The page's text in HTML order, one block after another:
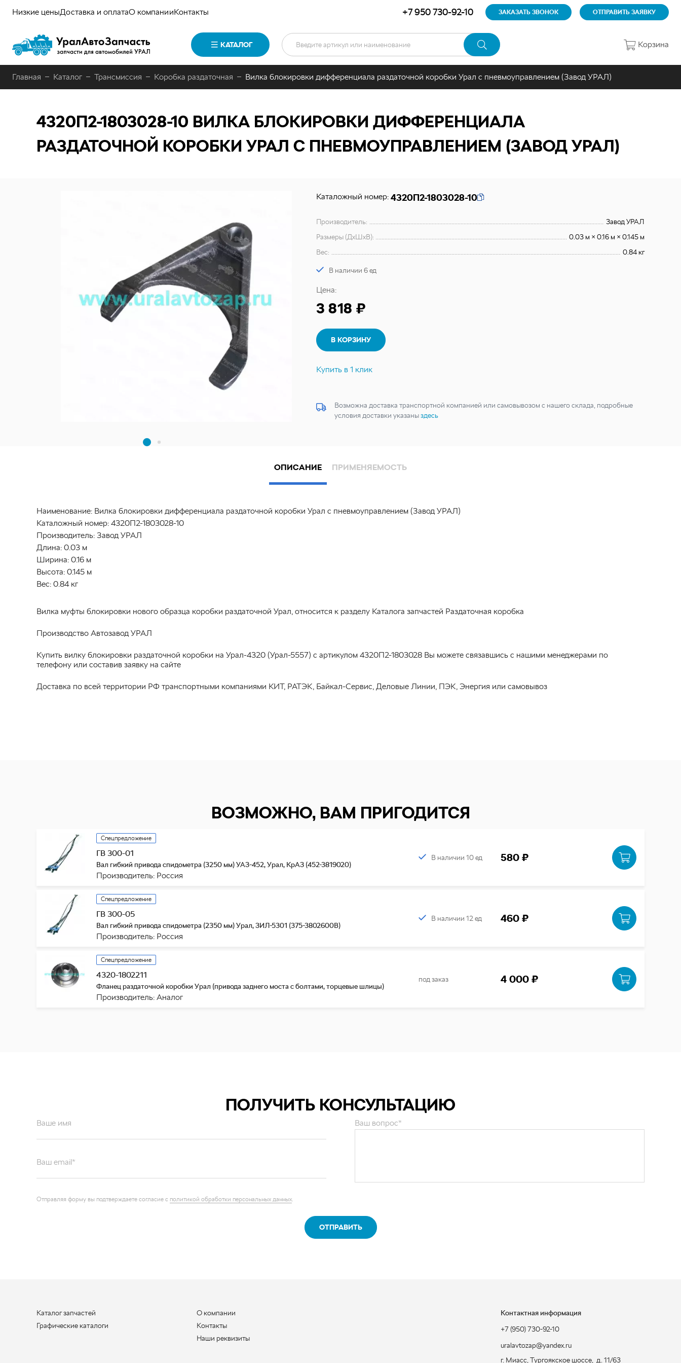
Низкие ценыДоставка и оплатаО компанииКонтакты +7 950 730-92-10 ЗАКАЗАТЬ ЗВОНОК ОТПРАВИТЬ ЗАЯВКУ
КАТАЛОГ Корзина
Главная Каталог Трансмиссия Коробка раздаточная Вилка блокировки дифференциала раздаточной коробки Урал с пневмоуправлением (Завод УРАЛ)
4320П2-1803028-10 ВИЛКА БЛОКИРОВКИ ДИФФЕРЕНЦИАЛА
РАЗДАТОЧНОЙ КОРОБКИ УРАЛ С ПНЕВМОУПРАВЛЕНИЕМ (ЗАВОД УРАЛ)
Каталожный номер: 4320П2-1803028-10
Производитель:
Завод УРАЛ
Размеры (ДхШхВ):
0.03 м × 0.16 м × 0.145 м
Вес:
0.84 кг
В наличии 6 ед
Цена:
3 818 ₽
В КОРЗИНУ
Купить в 1 клик
Возможна доставка транспортной компанией или самовывозом с нашего склада, подробные
условия доставки указаныздесь
ОПИСАНИЕ ПРИМЕНЯЕМОСТЬ
Наименование: Вилка блокировки дифференциала раздаточной коробки Урал с пневмоуправлением (Завод УРАЛ)
Каталожный номер: 4320П2-1803028-10
Производитель: Завод УРАЛ
Длина: 0.03 м
Ширина: 0.16 м
Высота: 0.145 м
Вес: 0.84 кг
Вилка муфты блокировки нового образца коробки раздаточной Урал, относится к разделу Каталога запчастей Раздаточная коробка
Производство Автозавод УРАЛ
Купить вилку блокировки раздаточной коробки на Урал-4320 (Урал-5557) с артикулом 4320П2-1803028 Вы можете связавшись с нашими менеджерами по
телефону или составив заявку на сайте
Доставка по всей территории РФ транспортными компаниями КИТ, РАТЭК, Байкал-Сервис, Деловые Линии, ПЭК, Энергия или самовывоз
ВОЗМОЖНО, ВАМ ПРИГОДИТСЯ
Спецпредложение
ГВ 300-01
Вал гибкий привода спидометра (3250 мм) УАЗ-452, Урал, КрАЗ (452-3819020)
Производитель: Россия
В наличии 10 ед 580 ₽
Спецпредложение
ГВ 300-05
Вал гибкий привода спидометра (2350 мм) Урал, ЗИЛ-5301 (375-3802600В)
Производитель: Россия
В наличии 12 ед 460 ₽
Спецпредложение
4320-1802211
Фланец раздаточной коробки Урал (привода заднего моста с болтами, торцевые шлицы)
Производитель: Аналог
под заказ 4 000 ₽
ПОЛУЧИТЬ КОНСУЛЬТАЦИЮ
Ваше имя Ваш вопрос*
Отправляя форму вы подтверждаете согласие с